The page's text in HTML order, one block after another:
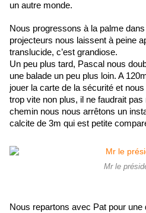
un autre monde.
Nous progressons à la palme
projecteurs nous laissent à peine
translucide, c’est grandiose.
Un peu plus tard, Pascal nous
une balade un peu plus loin. A
jouer la carte de la sécurité et
trop vite non plus, il ne faudrait
chemin nous nous arrêtons un
calcite de 3m qui est petite
Mr le
Nous repartons avec Pat pour une